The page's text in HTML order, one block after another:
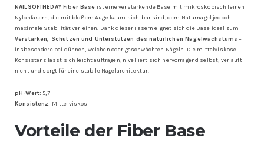
NAILSOFTHEDAY Fiber Base ist eine verstärkende Base mit mikroskopisch feinen
Nylonfasern, die mit bloßem Auge kaum sichtbar sind, dem Naturnagel jedoch
maximale Stabilität verleihen. Dank dieser Fasern eignet sich die Base ideal zum
Verstärken, Schützen und Unterstützen des natürlichen Nagelwachstums –
insbesondere bei dünnen, weichen oder geschwächten Nägeln. Die mittelviskose
Konsistenz lässt sich leicht auftragen, nivelliert sich hervorragend selbst, verläuft
nicht und sorgt für eine stabile Nagelarchitektur.
pH-Wert: 5,7
Konsistenz: Mittelviskos
Vorteile der Fiber Base